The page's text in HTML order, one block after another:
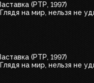
(РТР, 1997)
на мир, нельзя не
(РТР, 1997)
на мир, нельзя не